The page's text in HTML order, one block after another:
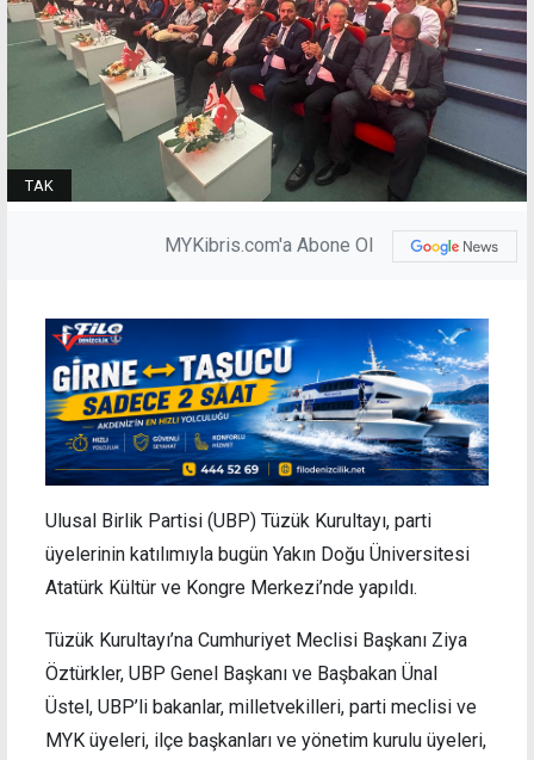
TAK
MYKibris.com'a Abone Ol
Ulusal Birlik Partisi (UBP) Tüzük Kurultayı, parti
üyelerinin katılımıyla bugün Yakın Doğu Üniversitesi
Atatürk Kültür ve Kongre Merkezi’nde yapıldı.
Tüzük Kurultayı’na Cumhuriyet Meclisi Başkanı Ziya
Öztürkler, UBP Genel Başkanı ve Başbakan Ünal
Üstel, UBP’li bakanlar, milletvekilleri, parti meclisi ve
MYK üyeleri, ilçe başkanları ve yönetim kurulu üyeleri,